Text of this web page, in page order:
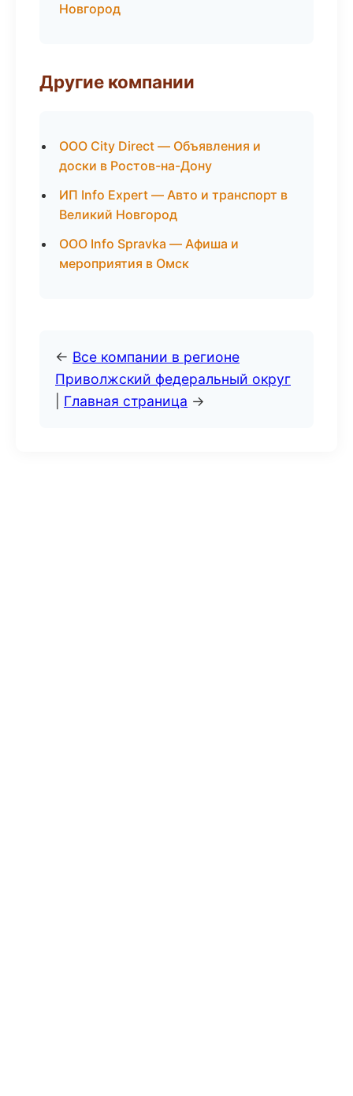
Новгород
Другие компании
ООО City Direct — Объявления и
доски в Ростов-на-Дону
ИП Info Expert — Авто и транспорт в
Великий Новгород
ООО Info Spravka — Афиша и
мероприятия в Омск
← Все компании в регионе
Приволжский федеральный округ
Главная страница →